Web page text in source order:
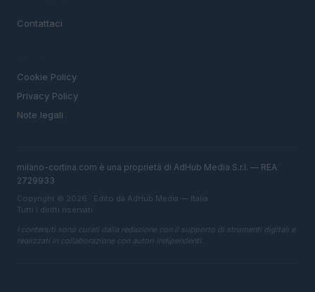
Contattaci
Cookie Policy
Privacy Policy
Note legali
milano-cortina.com è una proprietà di AdHub Media S.r.l. — REA
2729933
Copyright © 2026 · Edito da AdHub Media — Italia
Tutti i diritti riservati
I contenuti sono curati dalla redazione con il supporto di strumenti digitali e
realizzati in collaborazione con autori indipendenti.